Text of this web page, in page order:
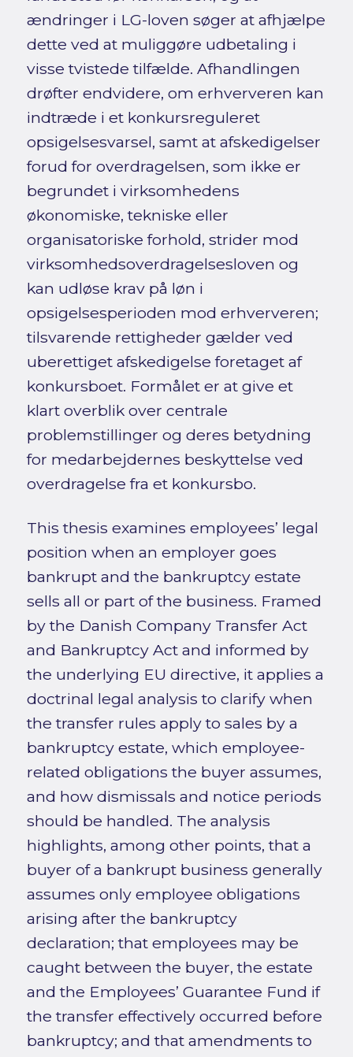
ændringer i LG-loven søger at afhjælpe
dette ved at muliggøre udbetaling i
visse tvistede tilfælde. Afhandlingen
drøfter endvidere, om erhververen kan
indtræde i et konkursreguleret
opsigelsesvarsel, samt at afskedigelser
forud for overdragelsen, som ikke er
begrundet i virksomhedens
økonomiske, tekniske eller
organisatoriske forhold, strider mod
virksomhedsoverdragelsesloven og
kan udløse krav på løn i
opsigelsesperioden mod erhververen;
tilsvarende rettigheder gælder ved
uberettiget afskedigelse foretaget af
konkursboet. Formålet er at give et
klart overblik over centrale
problemstillinger og deres betydning
for medarbejdernes beskyttelse ved
overdragelse fra et konkursbo.
This thesis examines employees’ legal
position when an employer goes
bankrupt and the bankruptcy estate
sells all or part of the business. Framed
by the Danish Company Transfer Act
and Bankruptcy Act and informed by
the underlying EU directive, it applies a
doctrinal legal analysis to clarify when
the transfer rules apply to sales by a
bankruptcy estate, which employee-
related obligations the buyer assumes,
and how dismissals and notice periods
should be handled. The analysis
highlights, among other points, that a
buyer of a bankrupt business generally
assumes only employee obligations
arising after the bankruptcy
declaration; that employees may be
caught between the buyer, the estate
and the Employees’ Guarantee Fund if
the transfer effectively occurred before
bankruptcy; and that amendments to